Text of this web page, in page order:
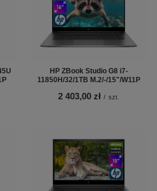
HP ZBook Studio G8 i7-
11850H/32/1TB M.2/-/15"/W11P
2 403,00 zł / szt.